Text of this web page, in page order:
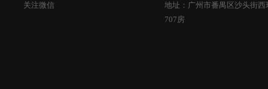
关注微信
地址：广州市番禺区沙头街西
707房